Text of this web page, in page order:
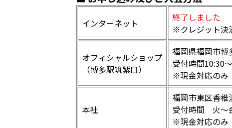
インターネット
終了しました
※クレジット決
オフィシャルショップ
（博多駅筑紫口）
福岡県福岡市博
受付時間10:30
※現金対応のみ
本社
福岡市東区香椎
受付時間 火～
※現金対応のみ